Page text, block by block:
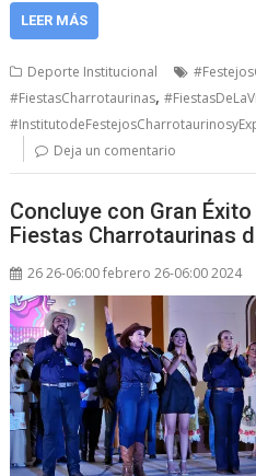
LEER MÁS
Deporte Institucional
#FiestasCharrotaurinas,
Deja un comentario
Concluye con Gran
Fiestas Charrotaurinas
26 26-06:00 febrero 26-06:00 2024